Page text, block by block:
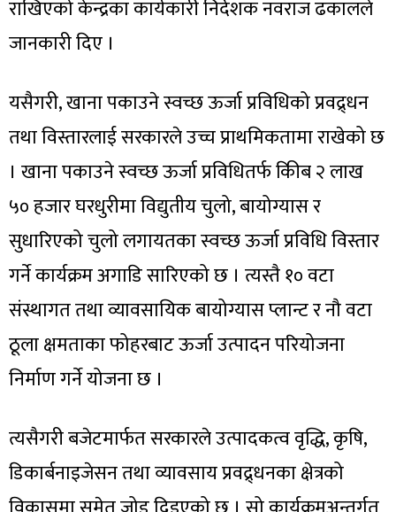
राखिएको केन्द्रका कार्यकारी निर्देशक नवराज ढकालले
जानकारी दिए ।
यसैगरी, खाना पकाउने स्वच्छ ऊर्जा प्रविधिको प्रवद्र्धन
तथा विस्तारलाई सरकारले उच्च प्राथमिकतामा राखेको छ
। खाना पकाउने स्वच्छ ऊर्जा प्रविधितर्फ किीब २ लाख
५० हजार घरधुरीमा विद्युतीय चुलो, बायोग्यास र
सुधारिएको चुलो लगायतका स्वच्छ ऊर्जा प्रविधि विस्तार
गर्ने कार्यक्रम अगाडि सारिएको छ । त्यस्तै १० वटा
संस्थागत तथा व्यावसायिक बायोग्यास प्लान्ट र नौ वटा
ठूला क्षमताका फोहरबाट ऊर्जा उत्पादन परियोजना
निर्माण गर्ने योजना छ ।
त्यसैगरी बजेटमार्फत सरकारले उत्पादकत्व वृद्धि, कृषि,
डिकार्बनाइजेसन तथा व्यावसाय प्रवद्र्धनका क्षेत्रको